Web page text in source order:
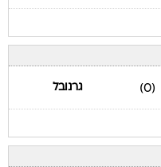
(0) גרנובל